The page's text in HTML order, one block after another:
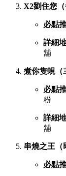
X2劉住您（
必點
詳細
舖
煮你隻蜆（
必點
粉
詳細
舖
串燒之王（
必點